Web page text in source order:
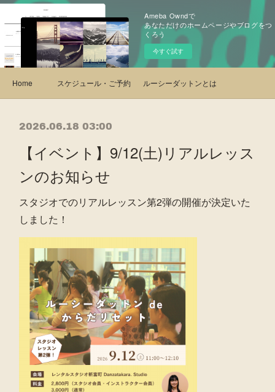
Ameba Owndで
あなただけのホームページやブログをつ
くろう
今すぐ試す
Home スケジュール・ご予約 ルーシーダットンとは・クラス紹介
2026.06.18 03:00
【イベント】9/12(土)リアルレッス
ンのお知らせ
スタジオでのリアルレッスン第2弾の開催が決定いた
しました！